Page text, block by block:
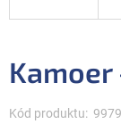
Kamoer
Kód produktu: